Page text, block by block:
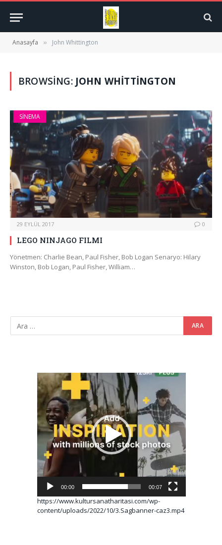
Anasayfa » John Whittington
BROWSING: JOHN WHITTINGTON
SINEMA
29 EYLÜL 2017 0
LEGO NINJAGO FILMI
Yönetmen: Charlie Bean, Paul Fisher, Bob Logan Senaryo: Hilary
Winston, Bob Logan, Paul Fisher, William…
Video
oynatıcı
00:00 00:07
https://www.kultursanatharitasi.com/wp-
content/uploads/2022/10/3.Sagbanner-caz3.mp4